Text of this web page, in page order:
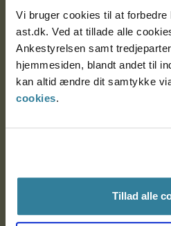
Vi bruger cookies til at forbedre
ast.dk. Ved at tillade alle
Ankestyrelsen samt
hjemmesiden, blandt andet til
kan altid ændre dit samtykke
cookies.
Tillad alle
Ankestyrelsen
Nytorv 7, 2. sal
9000 Aalborg
Ankestyrelsen København